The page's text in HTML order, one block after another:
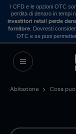
I CFD e le opzioni OTC
perdita di denaro in tempi
investitori retail perde
fornitore . Dovresti
OTC e se puoi
Abitazione Cosa